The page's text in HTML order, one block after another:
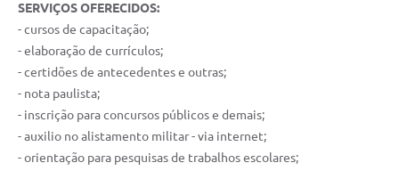
SERVIÇOS OFERECIDOS:
- cursos de capacitação;
- elaboração de currículos;
- certidões de antecedentes e outras;
- nota paulista;
- inscrição para concursos públicos e demais;
- auxilio no alistamento militar - via internet;
- orientação para pesquisas de trabalhos escolares;